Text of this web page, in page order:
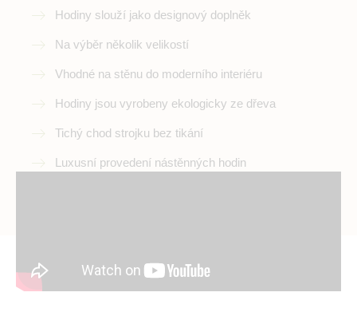
Hodiny slouží jako designový doplněk
Na výběr několik velikostí
Vhodné na stěnu do moderního interiéru
Hodiny jsou vyrobeny ekologicky ze dřeva
Tichý chod strojku bez tikání
Luxusní provedení nástěnných hodin